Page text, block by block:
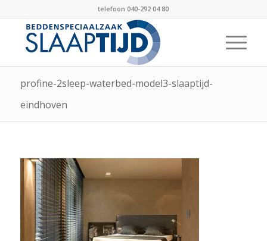
telefoon 040-292 04 80
profine-2sleep-waterbed-model3-slaaptijd-
eindhoven